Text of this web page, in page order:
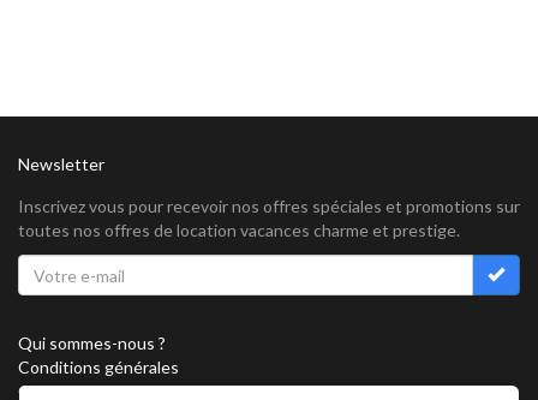
Newsletter
Inscrivez vous pour recevoir nos offres spéciales et promotions sur
toutes nos offres de location vacances charme et prestige.
Qui sommes-nous ?
Conditions générales
Confidentialité